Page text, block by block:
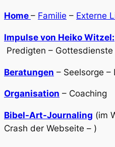
Home – Familie – Externe
Impulse von Heiko Witzel:
Predigten –
Beratungen – Seelsorge –
Organisation – Coaching
Bibel-Art-Journaling (im
Crash der Webseite – )